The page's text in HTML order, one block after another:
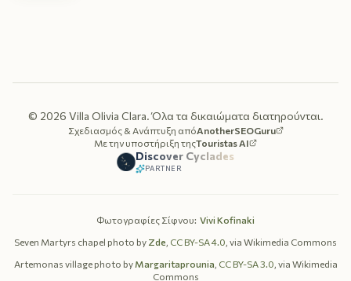
© 2026 Villa Olivia Clara.Όλα τα δικαιώματα διατηρούνται.
Σχεδιασμός & Ανάπτυξη απόAnotherSEOGuru
Με την υποστήριξη τηςTouristas AI
Discover Cyclades
PARTNER
Φωτογραφίες Σίφνου: Vivi Kofinaki
Seven Martyrs chapel photo by Zde, CC BY-SA 4.0, via Wikimedia Commons
Artemonas village photo by Margaritaprounia, CC BY-SA 3.0, via Wikimedia
Commons